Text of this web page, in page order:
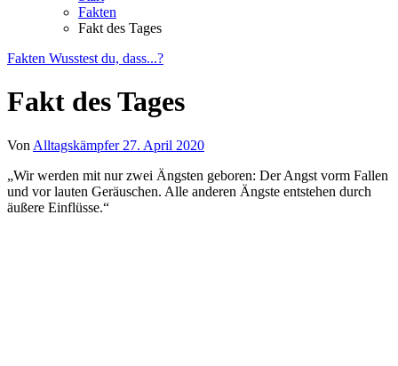
Fakten
Fakt des Tages
Fakten Wusstest du, dass...?
Fakt des Tages
Von Alltagskämpfer 27. April 2020
„Wir werden mit nur zwei Ängsten geboren: Der Angst vorm Fallen
und vor lauten Geräuschen. Alle anderen Ängste entstehen durch
äußere Einflüsse.“